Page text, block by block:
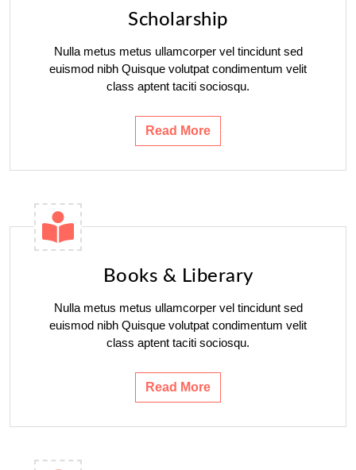
Scholarship
Nulla metus metus ullamcorper vel tincidunt sed
euismod nibh Quisque volutpat condimentum velit
class aptent taciti sociosqu.
Read More
Books & Liberary
Nulla metus metus ullamcorper vel tincidunt sed
euismod nibh Quisque volutpat condimentum velit
class aptent taciti sociosqu.
Read More